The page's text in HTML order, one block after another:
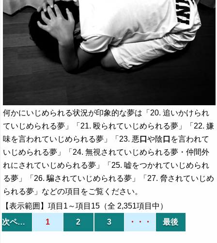
何かにいじめられる状況が印象的な夢は「20. 追いかけられ
ていじめられる夢」「21. 殴られていじめられる夢」「22. 嫌
味を言われていじめられる夢」「23. 悪 口や陰 口 を言われて
いじめられる夢」「24. 無視されていじめられる夢・仲間外
れにされていじめられる夢」「25. 嘘をつかれていじめられ
る夢」「26. 騙されていじめられる夢」「27. 脅されていじめ
られる夢」などの項目をご覧ください。
【表示範囲】項目1～項目15（全 2,351項目中）
次ページ
1 2 3 ・・・ 最後